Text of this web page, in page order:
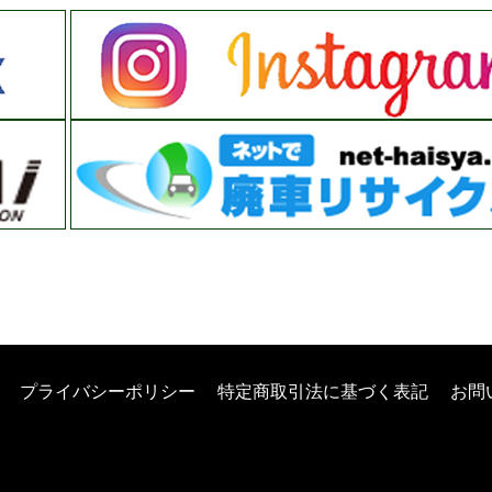
プライバシーポリシー 特定商取引法に基づく表記 お問